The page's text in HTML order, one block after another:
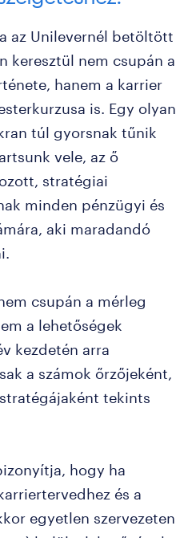
az Unilevernél betöltött
keresztül nem csupán a
hanem a karrier
is. Egy olyan
túl gyorsnak tűnik
vele, az ő
stratégiai
minden pénzügyi és
aki maradandó
csupán a mérleg
a lehetőségek
kezdetén arra
a számok őrzőjeként,
tekints
hogy ha
és a
egyetlen szervezeten